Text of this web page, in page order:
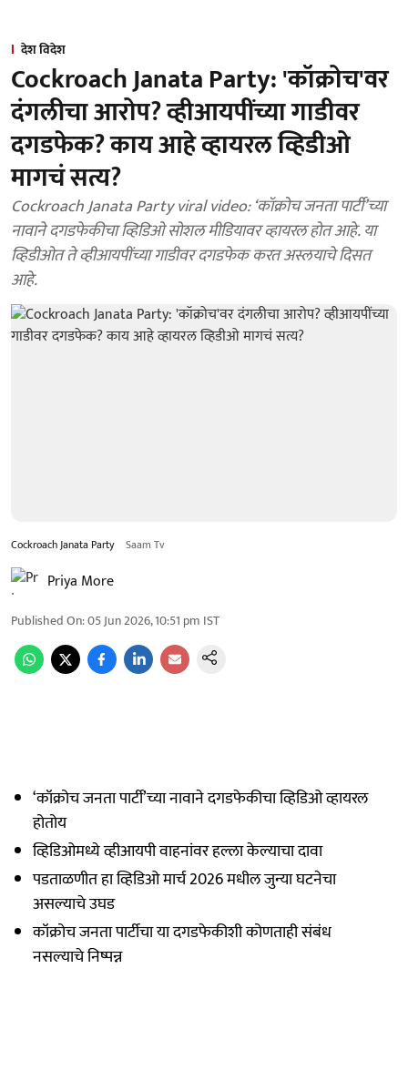
देश विदेश
Cockroach Janata Party: 'कॉक्रोच'वर
दंगलीचा आरोप? व्हीआयपींच्या गाडीवर
दगडफेक? काय आहे व्हायरल व्हिडीओ
मागचं सत्य?
Cockroach Janata Party viral video: ‘कॉक्रोच जनता पार्टी’च्या
नावाने दगडफेकीचा व्हिडिओ सोशल मीडियावर व्हायरल होत आहे. या
व्हिडीओत ते व्हीआयपींच्या गाडीवर दगडफेक करत अस्लयाचे दिसत
आहे.
Cockroach Janata Party Saam Tv
Priya More
Published On:05 Jun 2026, 10:51 pm IST
‘कॉक्रोच जनता पार्टी’च्या नावाने दगडफेकीचा व्हिडिओ व्हायरल
होतोय
व्हिडिओमध्ये व्हीआयपी वाहनांवर हल्ला केल्याचा दावा
पडताळणीत हा व्हिडिओ मार्च 2026 मधील जुन्या घटनेचा
असल्याचे उघड
कॉक्रोच जनता पार्टीचा या दगडफेकीशी कोणताही संबंध
नसल्याचे निष्पन्न